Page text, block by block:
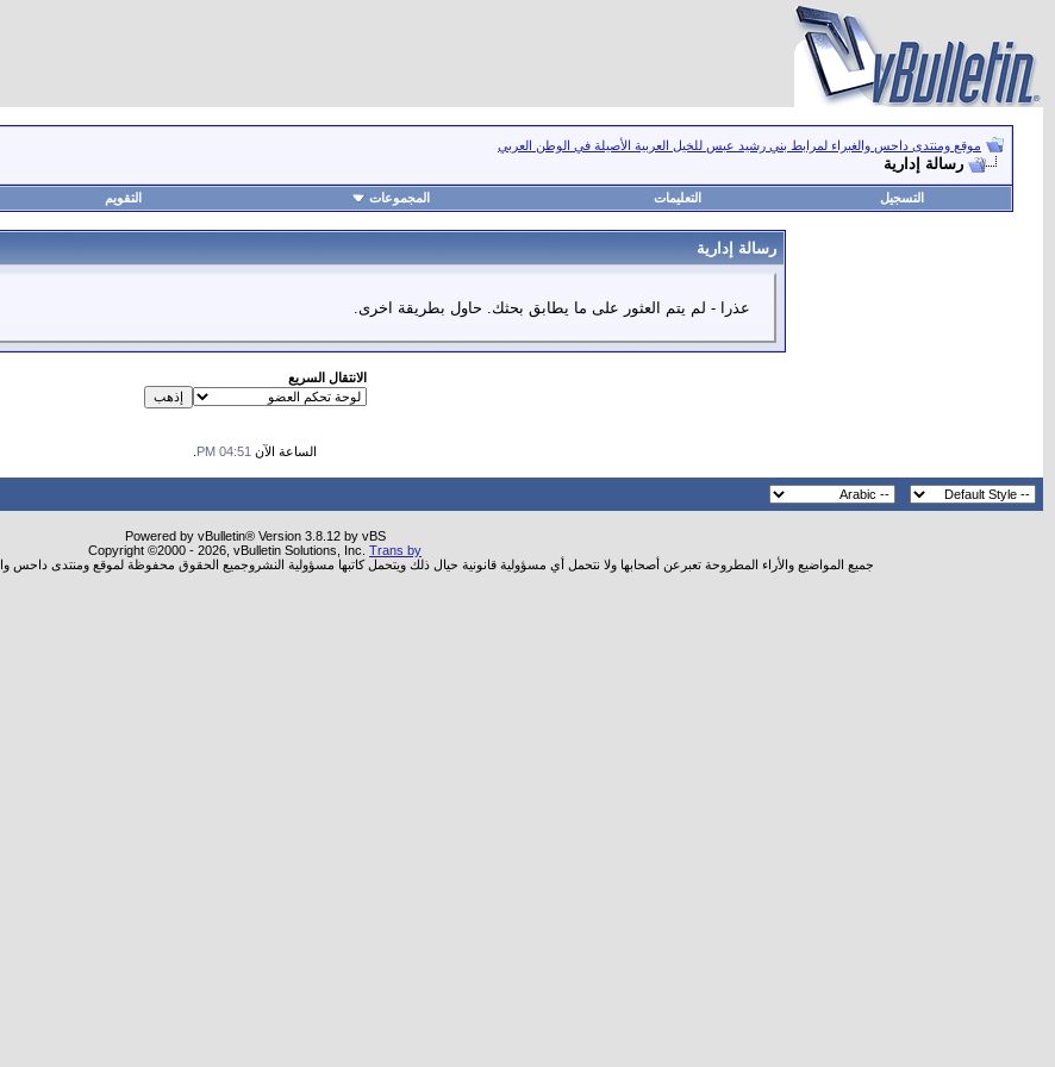
موقع ومنتدى داحس والغبراء لمرابط بني رشيد عبس للخيل العربية الأصيلة في الوطن العربي
رسالة إدارية
التسجيل التعليمات المجموعات التقويم
رسالة إدارية
عذرا - لم يتم العثور على ما يطابق بحثك. حاول بطريقة اخرى.
الانتقال السريع
الساعة الآن 04:51 PM
Powered by vBulletin® Version 3.8.12 by vBS
Copyright ©2000 - 2026, vBulletin Solutions, Inc. Trans by
جميع المواضيع والأراء المطروحة تعبرعن أصحابها ولا نتحمل أي مسؤولية قانونية حيال ذلك ويتحمل كاتبها مسؤولية النشروجميع الحقوق محفوظة لموقع ومنتدى داحس